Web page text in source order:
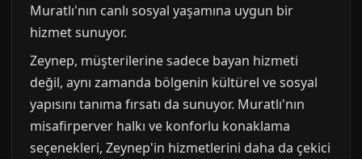
Muratlı'nın canlı sosyal yaşamına uygun bir
hizmet sunuyor.
Zeynep, müşterilerine sadece bayan hizmeti
değil, aynı zamanda bölgenin kültürel ve sosyal
yapısını tanıma fırsatı da sunuyor. Muratlı'nın
misafirperver halkı ve konforlu konaklama
seçenekleri, Zeynep'in hizmetlerini daha da çekici